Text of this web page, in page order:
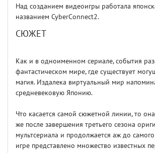
Над созданием видеоигры работала
названием CyberConnect2.
СЮЖЕТ
Как и в одноименном сериале, события
фантастическом мире, где существует
магия. Издалека виртуальный мир
средневековую Японию.
Что касается самой сюжетной линии, то она
же после завершения третьего сезона
мультсериала и продолжается аж до
игре представлено множество известных